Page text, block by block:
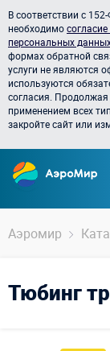
В соответствии с
необходимо
персональных
формах обратной
услуги не являются
используются
согласия. Продолжая
применением всех
закройте сайт или
Аэромир
Тюбинг